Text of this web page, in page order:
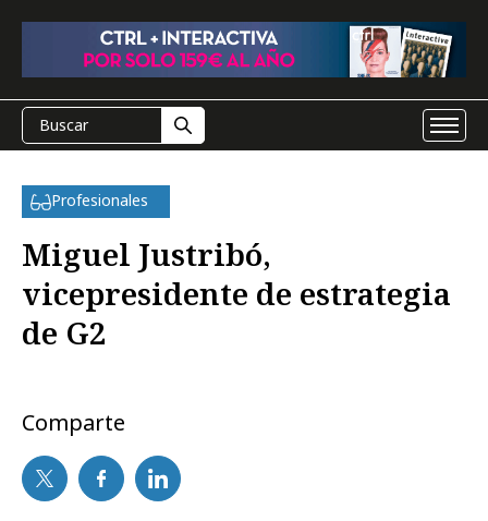
Profesionales
Miguel Justribó,
vicepresidente de estrategia
de G2
Comparte